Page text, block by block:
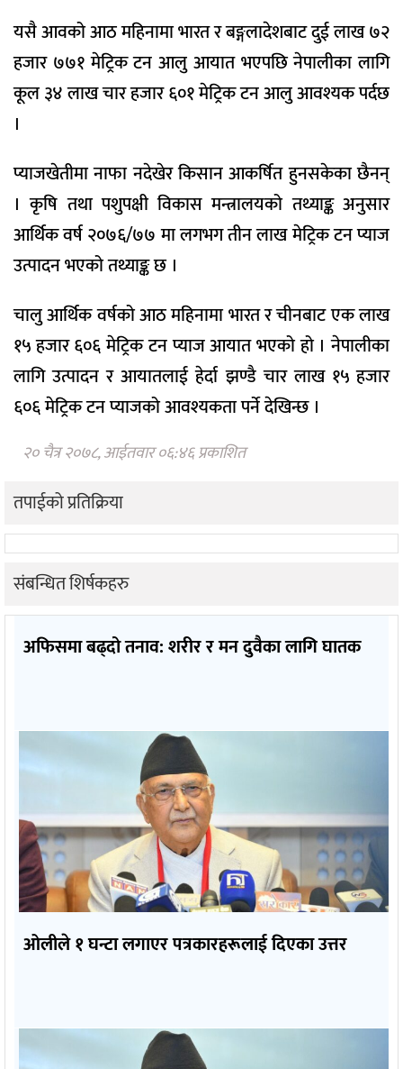
यसै आवको आठ महिनामा भारत र बङ्गलादेशबाट दुई लाख ७२
हजार ७७१ मेट्रिक टन आलु आयात भएपछि नेपालीका लागि
कूल ३४ लाख चार हजार ६०१ मेट्रिक टन आलु आवश्यक पर्दछ
।
प्याजखेतीमा नाफा नदेखेर किसान आकर्षित हुनसकेका छैनन्
। कृषि तथा पशुपक्षी विकास मन्त्रालयको तथ्याङ्क अनुसार
आर्थिक वर्ष २०७६/७७ मा लगभग तीन लाख मेट्रिक टन प्याज
उत्पादन भएको तथ्याङ्क छ ।
चालु आर्थिक वर्षको आठ महिनामा भारत र चीनबाट एक लाख
१५ हजार ६०६ मेट्रिक टन प्याज आयात भएको हो । नेपालीका
लागि उत्पादन र आयातलाई हेर्दा झण्डै चार लाख १५ हजार
६०६ मेट्रिक टन प्याजको आवश्यकता पर्ने देखिन्छ ।
२० चैत्र २०७८, आईतवार ०६:४६ प्रकाशित
तपाईको प्रतिक्रिया
संबन्धित शिर्षकहरु
अफिसमा बढ्दो तनाव: शरीर र मन दुवैका लागि घातक
ओलीले १ घन्टा लगाएर पत्रकारहरूलाई दिएका उत्तर